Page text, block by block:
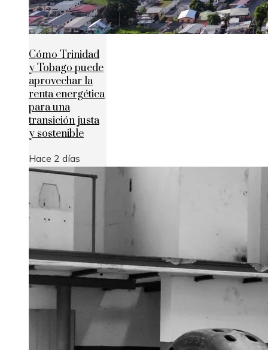
Cómo Trinidad
y Tobago puede
aprovechar la
renta energética
para una
transición justa
y sostenible
Hace 2 días